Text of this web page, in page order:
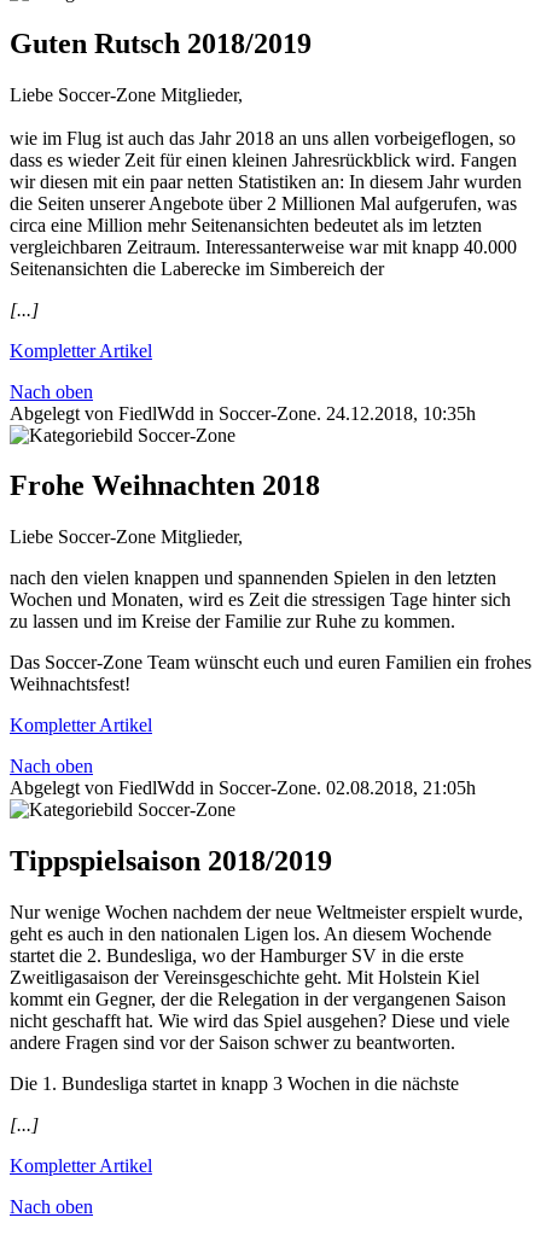
Guten Rutsch 2018/2019
Liebe Soccer-Zone Mitglieder,
wie im Flug ist auch das Jahr 2018 an uns allen vorbeigeflogen, so
dass es wieder Zeit für einen kleinen Jahresrückblick wird. Fangen
wir diesen mit ein paar netten Statistiken an: In diesem Jahr wurden
die Seiten unserer Angebote über 2 Millionen Mal aufgerufen, was
circa eine Million mehr Seitenansichten bedeutet als im letzten
vergleichbaren Zeitraum. Interessanterweise war mit knapp 40.000
Seitenansichten die Laberecke im Simbereich der
[...]
Kompletter Artikel
Nach oben
Abgelegt von FiedlWdd in Soccer-Zone. 24.12.2018, 10:35h
Frohe Weihnachten 2018
Liebe Soccer-Zone Mitglieder,
nach den vielen knappen und spannenden Spielen in den letzten
Wochen und Monaten, wird es Zeit die stressigen Tage hinter sich
zu lassen und im Kreise der Familie zur Ruhe zu kommen.
Das Soccer-Zone Team wünscht euch und euren Familien ein frohes
Weihnachtsfest!
Kompletter Artikel
Nach oben
Abgelegt von FiedlWdd in Soccer-Zone. 02.08.2018, 21:05h
Tippspielsaison 2018/2019
Nur wenige Wochen nachdem der neue Weltmeister erspielt wurde,
geht es auch in den nationalen Ligen los. An diesem Wochende
startet die 2. Bundesliga, wo der Hamburger SV in die erste
Zweitligasaison der Vereinsgeschichte geht. Mit Holstein Kiel
kommt ein Gegner, der die Relegation in der vergangenen Saison
nicht geschafft hat. Wie wird das Spiel ausgehen? Diese und viele
andere Fragen sind vor der Saison schwer zu beantworten.
Die 1. Bundesliga startet in knapp 3 Wochen in die nächste
[...]
Kompletter Artikel
Nach oben